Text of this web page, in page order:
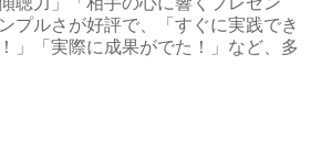
プルさが好評で、「すぐに実践でき
」「実際に成果がでた！」など、多